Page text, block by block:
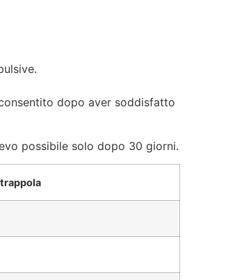
dopo aver soddisfatto
possibile solo dopo 30 giorni.